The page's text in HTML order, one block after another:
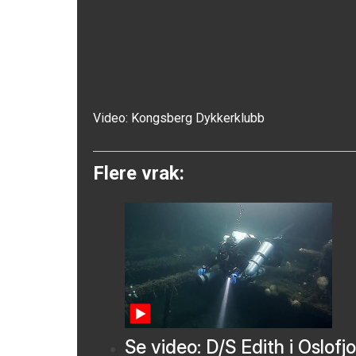
Video: Kongsberg Dykkerklubb
Flere vrak:
Se video: D/S Edith i